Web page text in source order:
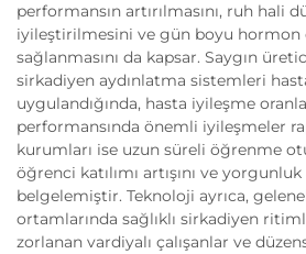
performansın artırılmasını, ruh hali
iyileştirilmesini ve gün boyu hormon
sağlanmasını da kapsar. Saygın
sirkadiyen aydınlatma sistemleri
uygulandığında, hasta iyileşme
performansında önemli iyileşmeler
kurumları ise uzun süreli öğrenme
öğrenci katılımı artışını ve yorgunluk
belgelemiştir. Teknoloji ayrıca,
ortamlarında sağlıklı sirkadiyen
zorlanan vardiyalı çalışanlar ve